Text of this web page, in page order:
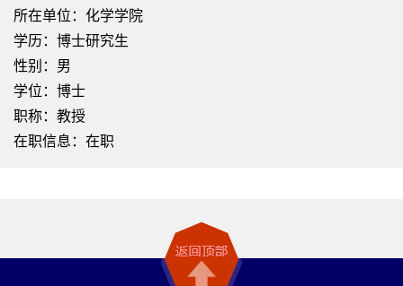
所在单位：化学学院
学历：博士研究生
性别：男
学位：博士
职称：教授
在职信息：在职